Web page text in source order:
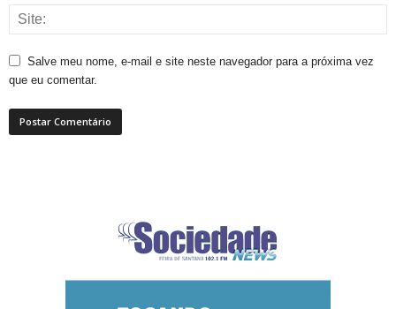
Salve meu nome, e-mail e site neste navegador para a próxima vez
que eu comentar.